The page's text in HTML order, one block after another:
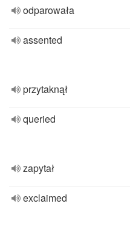
odparowała
assented
przytaknął
queried
zapytał
exclaimed